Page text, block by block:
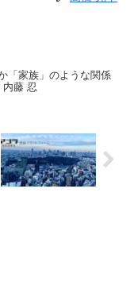
「家族」のような関係
内藤 忍